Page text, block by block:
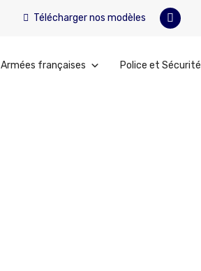
Télécharger nos modèles
Armées françaises Police et Sécurité